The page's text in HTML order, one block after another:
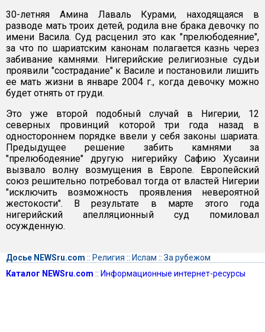
30-летняя Амина Лаваль Курами, находящаяся в
разводе мать троих детей, родила вне брака девочку по
имени Васила. Суд расценил это как "прелюбодеяние",
за что по шариатским канонам полагается казнь через
забивание камнями. Нигерийские религиозные судьи
проявили "сострадание" к Василе и постановили лишить
ее мать жизни в январе 2004 г., когда девочку можно
будет отнять от груди.
Это уже второй подобный случай в Нигерии, 12
северных провинций которой три года назад в
одностороннем порядке ввели у себя законы шариата.
Предыдущее решение забить камнями за
"прелюбодеяние" другую нигерийку Сафию Хусаини
вызвало волну возмущения в Европе. Европейский
союз решительно потребовал тогда от властей Нигерии
"исключить возможность проявления невероятной
жестокости". В результате в марте этого года
нигерийский апелляционный суд помиловал
осужденную.
Досье NEWSru.com :: Религия :: Ислам :: За рубежом
Каталог NEWSru.com :: Информационные интернет-ресурсы